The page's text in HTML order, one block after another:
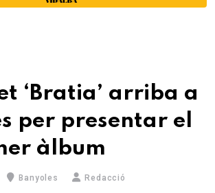
‘Bratia’ arriba a
per presentar el
àlbum
Banyoles Redacció